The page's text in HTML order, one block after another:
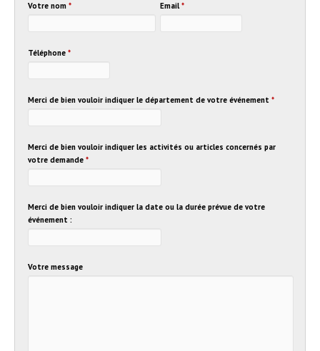
Votre nom * Email*
Téléphone *
Merci de bien vouloir indiquer le département de votre événement *
Merci de bien vouloir indiquer les activités ou articles concernés par
votre demande *
Merci de bien vouloir indiquer la date ou la durée prévue de votre
événement :
Votre message